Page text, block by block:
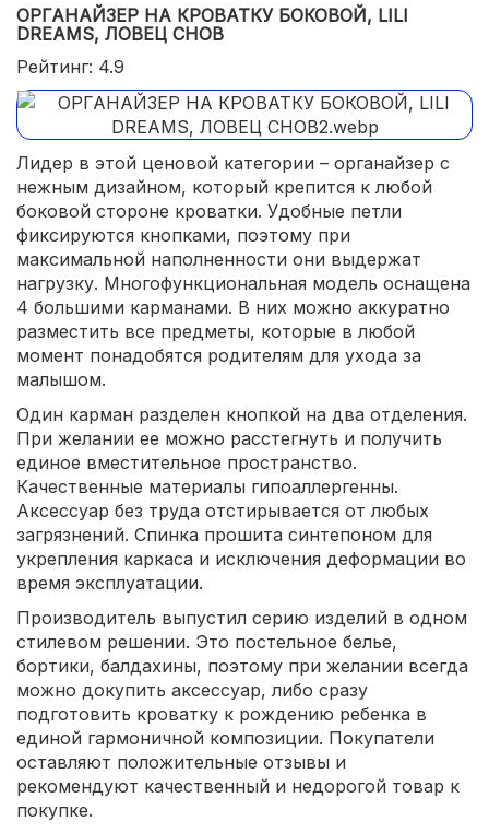
ОРГАНАЙЗЕР НА КРОВАТКУ БОКОВОЙ, LILI
DREAMS, ЛОВЕЦ СНОВ
Рейтинг: 4.9
Лидер в этой ценовой категории – органайзер с
нежным дизайном, который крепится к любой
боковой стороне кроватки. Удобные петли
фиксируются кнопками, поэтому при
максимальной наполненности они выдержат
нагрузку. Многофункциональная модель оснащена
4 большими карманами. В них можно аккуратно
разместить все предметы, которые в любой
момент понадобятся родителям для ухода за
малышом.
Один карман разделен кнопкой на два отделения.
При желании ее можно расстегнуть и получить
единое вместительное пространство.
Качественные материалы гипоаллергенны.
Аксессуар без труда отстирывается от любых
загрязнений. Спинка прошита синтепоном для
укрепления каркаса и исключения деформации во
время эксплуатации.
Производитель выпустил серию изделий в одном
стилевом решении. Это постельное белье,
бортики, балдахины, поэтому при желании всегда
можно докупить аксессуар, либо сразу
подготовить кроватку к рождению ребенка в
единой гармоничной композиции. Покупатели
оставляют положительные отзывы и
рекомендуют качественный и недорогой товар к
покупке.